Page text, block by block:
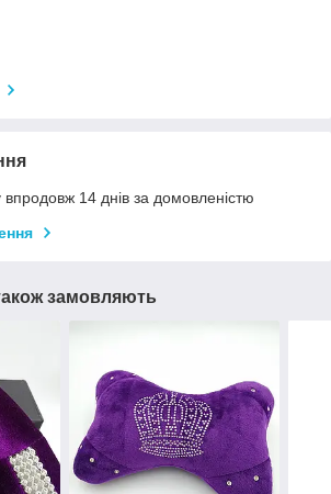
14 днів за домовленістю
замовляють